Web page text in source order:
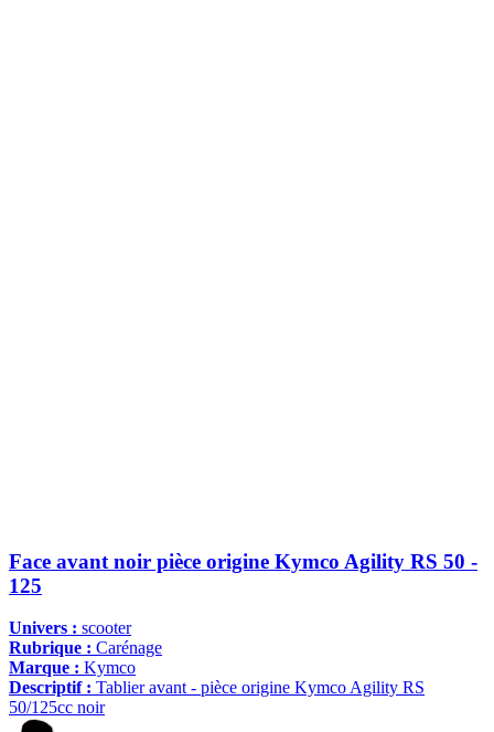
Face avant noir pièce origine Kymco Agility RS 50 -
125
Univers : scooter
Rubrique : Carénage
Marque : Kymco
Descriptif : Tablier avant - pièce origine Kymco Agility RS
50/125cc noir